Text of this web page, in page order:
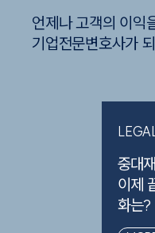
언제나 고객의 이익
기업전문변호사가
중대
이제
화는?